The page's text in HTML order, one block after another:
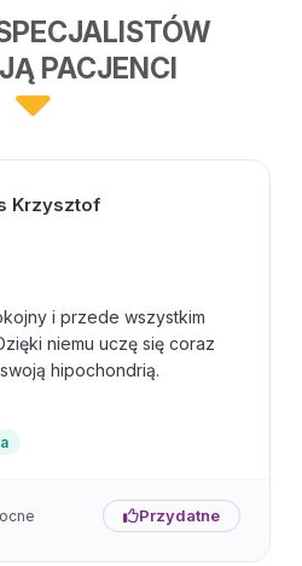
PACJENCI
Krzysztof
i przede wszystkim
niemu uczę się coraz
hipochondrią.
Przydatne